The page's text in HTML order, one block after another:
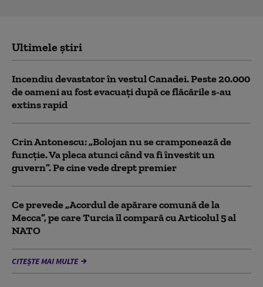
Ultimele știri
Incendiu devastator în vestul Canadei. Peste 20.000
de oameni au fost evacuați după ce flăcările s-au
extins rapid
Crin Antonescu: „Bolojan nu se cramponează de
funcție. Va pleca atunci când va fi învestit un
guvern”. Pe cine vede drept premier
Ce prevede „Acordul de apărare comună de la
Mecca”, pe care Turcia îl compară cu Articolul 5 al
NATO
CITEȘTE MAI MULTE